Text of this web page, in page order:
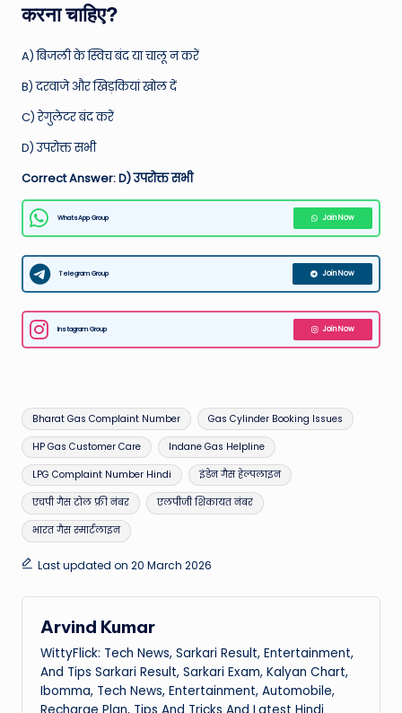
करना चाहिए?
A) बिजली के स्विच बंद या चालू न करें
B) दरवाजे और खिड़कियां खोल दें
C) रेगुलेटर बंद करें
D) उपरोक्त सभी
Correct Answer: D) उपरोक्त सभी
WhatsApp Group Join Now
Telegram Group Join Now
Instagram Group Join Now
Tags:
Bharat Gas Complaint Number Gas Cylinder Booking Issues
HP Gas Customer Care Indane Gas Helpline
LPG Complaint Number Hindi इंडेन गैस हेल्पलाइन
एचपी गैस टोल फ्री नंबर एलपीजी शिकायत नंबर
भारत गैस स्मार्टलाइन
Last updated on 20 March 2026
Arvind Kumar
WittyFlick: Tech News, Sarkari Result, Entertainment,
And Tips Sarkari Result, Sarkari Exam, Kalyan Chart,
Ibomma, Tech News, Entertainment, Automobile,